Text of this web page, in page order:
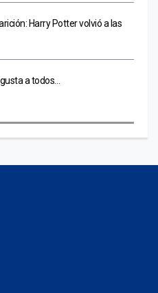
Harry Potter volvió a las
a todos…